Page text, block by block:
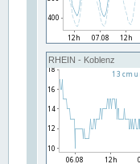
RHEIN - Koblenz